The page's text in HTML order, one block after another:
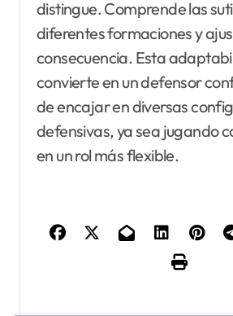
distingue. Comprende las
diferentes formaciones y
consecuencia. Esta
convierte en un defensor
de encajar en diversas
defensivas, ya sea jugando
en un rol más flexible.